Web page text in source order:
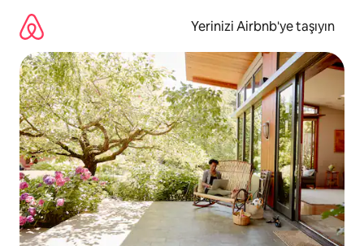
Yerinizi Airbnb'ye taşıyın